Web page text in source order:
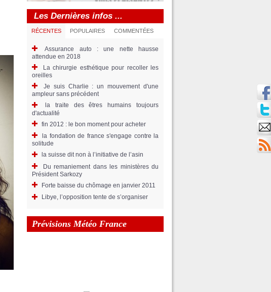
Les Dernières infos ...
RÉCENTES POPULAIRES COMMENTÉES
Assurance auto : une nette hausse
attendue en 2018
La chirurgie esthétique pour recoller les
oreilles
Je suis Charlie : un mouvement d'une
ampleur sans précédent
la traite des êtres humains toujours
d'actualité
fin 2012 : le bon moment pour acheter
la fondation de france s'engage contre la
solitude
la suisse dit non à l’initiative de l’asin
Du remaniement dans les ministères du
Président Sarkozy
Forte baisse du chômage en janvier 2011
Libye, l’opposition tente de s’organiser
Prévisions Météo France